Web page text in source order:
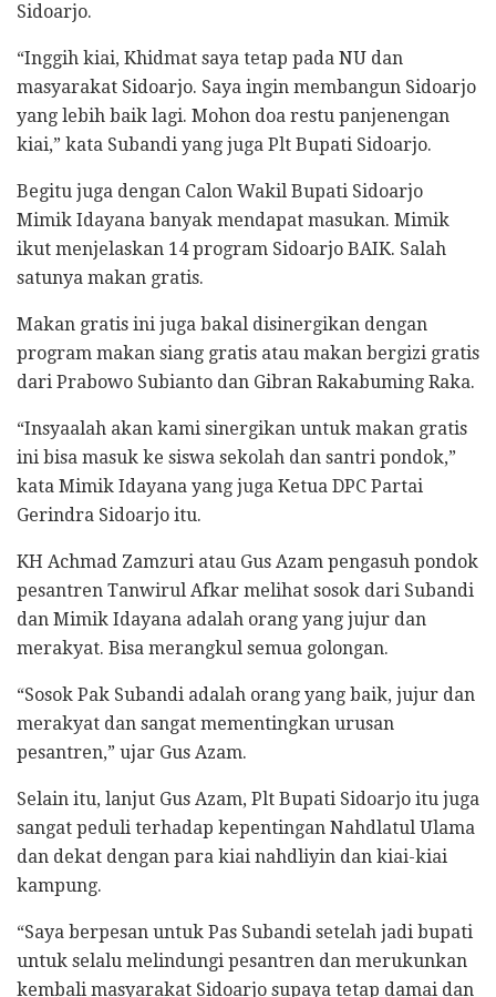
Sidoarjo.
“Inggih kiai, Khidmat saya tetap pada NU dan
masyarakat Sidoarjo. Saya ingin membangun Sidoarjo
yang lebih baik lagi. Mohon doa restu panjenengan
kiai,” kata Subandi yang juga Plt Bupati Sidoarjo.
Begitu juga dengan Calon Wakil Bupati Sidoarjo
Mimik Idayana banyak mendapat masukan. Mimik
ikut menjelaskan 14 program Sidoarjo BAIK. Salah
satunya makan gratis.
Makan gratis ini juga bakal disinergikan dengan
program makan siang gratis atau makan bergizi gratis
dari Prabowo Subianto dan Gibran Rakabuming Raka.
“Insyaalah akan kami sinergikan untuk makan gratis
ini bisa masuk ke siswa sekolah dan santri pondok,”
kata Mimik Idayana yang juga Ketua DPC Partai
Gerindra Sidoarjo itu.
KH Achmad Zamzuri atau Gus Azam pengasuh pondok
pesantren Tanwirul Afkar melihat sosok dari Subandi
dan Mimik Idayana adalah orang yang jujur dan
merakyat. Bisa merangkul semua golongan.
“Sosok Pak Subandi adalah orang yang baik, jujur dan
merakyat dan sangat mementingkan urusan
pesantren,” ujar Gus Azam.
Selain itu, lanjut Gus Azam, Plt Bupati Sidoarjo itu juga
sangat peduli terhadap kepentingan Nahdlatul Ulama
dan dekat dengan para kiai nahdliyin dan kiai-kiai
kampung.
“Saya berpesan untuk Pas Subandi setelah jadi bupati
untuk selalu melindungi pesantren dan merukunkan
kembali masyarakat Sidoarjo supaya tetap damai dan